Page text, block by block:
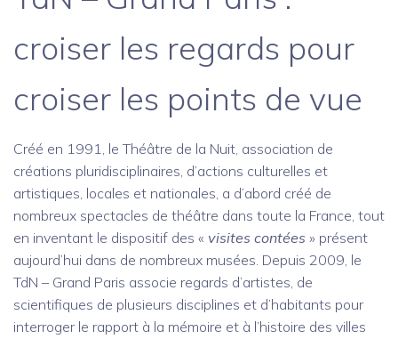
croiser les regards pour
croiser les points de vue
Créé en 1991, le Théâtre de la Nuit, association de
créations pluridisciplinaires, d’actions culturelles et
artistiques, locales et nationales, a d’abord créé de
nombreux spectacles de théâtre dans toute la France, tout
en inventant le dispositif des « visites contées » présent
aujourd’hui dans de nombreux musées. Depuis 2009, le
TdN – Grand Paris associe regards d’artistes, de
scientifiques de plusieurs disciplines et d’habitants pour
interroger le rapport à la mémoire et à l’histoire des villes